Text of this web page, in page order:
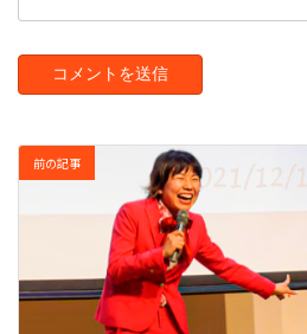
前の記事